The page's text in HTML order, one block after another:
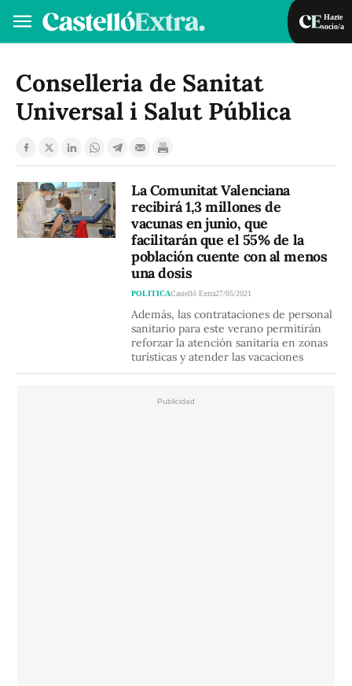
Hazte
socio/a
VA ES
Conselleria de Sanitat
Universal i Salut Pública
La Comunitat Valenciana
recibirá 1,3 millones de
vacunas en junio, que
facilitarán que el 55% de la
población cuente con al menos
una dosis
POLITICACastelló Extra27/05/2021
Además, las contrataciones de personal
sanitario para este verano permitirán
reforzar la atención sanitaria en zonas
turísticas y atender las vacaciones